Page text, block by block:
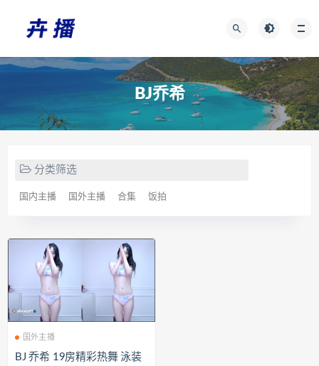
BJ乔希
分类筛选
国内主播 国外主播 合集 饭拍
国外主播
BJ 乔希 19房精彩热舞 泳装